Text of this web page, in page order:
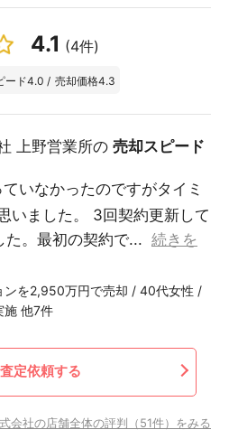
4.1 (4件)
ード4.0 / 売却価格4.3
上野営業所の 売却スピード
いなかったのですがタイミ
いました。 3回契約更新して
。最初の契約で... 続きを
ンを2,950万円で売却 / 40代女性 /
施 他7件
定依頼する
会社の店舗全体の評判（51件）をみる